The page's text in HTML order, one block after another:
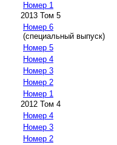
Номер 1
2013 Том 5
Номер 6
(специальный выпуск)
Номер 5
Номер 4
Номер 3
Номер 2
Номер 1
2012 Том 4
Номер 4
Номер 3
Номер 2